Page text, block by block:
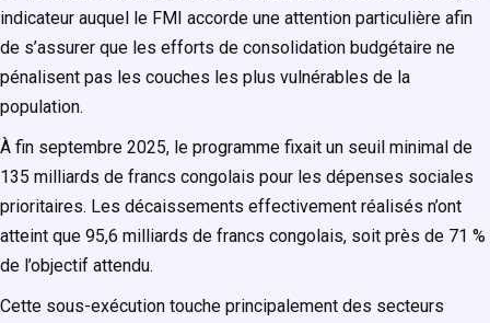
indicateur auquel le FMI accorde une attention particulière afin
de s’assurer que les efforts de consolidation budgétaire ne
pénalisent pas les couches les plus vulnérables de la
population.
À fin septembre 2025, le programme fixait un seuil minimal de
135 milliards de francs congolais pour les dépenses sociales
prioritaires. Les décaissements effectivement réalisés n’ont
atteint que 95,6 milliards de francs congolais, soit près de 71 %
de l’objectif attendu.
Cette sous-exécution touche principalement des secteurs